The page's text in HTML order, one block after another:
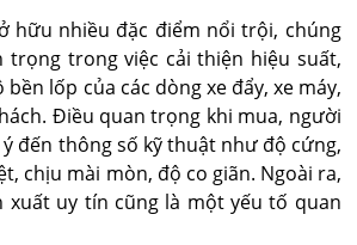
hữu nhiều đặc điểm nổi trội, chúng
trọng trong việc cải thiện hiệu suất,
lốp của các dòng xe đẩy, xe máy,
Điều quan trọng khi mua, người
đến thông số kỹ thuật như độ cứng,
chịu mài mòn, độ co giãn. Ngoài ra,
xuất uy tín cũng là một yếu tố quan